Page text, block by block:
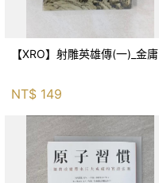
【XRO】射雕英雄傳(一)_金庸
NT$ 149